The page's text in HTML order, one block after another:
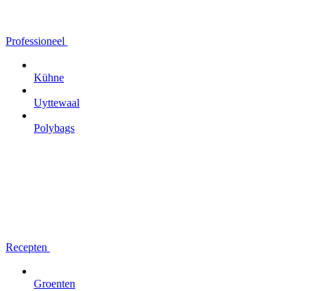
Professioneel
Kühne
Uyttewaal
Polybags
Recepten
Groenten